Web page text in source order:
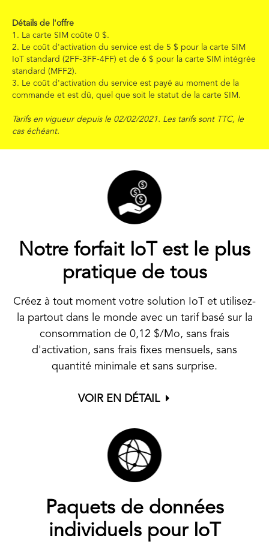
Détails de l'offre
1. La carte SIM coûte 0 $.
2. Le coût d'activation du service est de 5 $ pour la carte SIM
IoT standard (2FF-3FF-4FF) et de 6 $ pour la carte SIM intégrée
standard (MFF2).
3. Le coût d'activation du service est payé au moment de la
commande et est dû, quel que soit le statut de la carte SIM.
Tarifs en vigueur depuis le 02/02/2021. Les tarifs sont TTC, le
cas échéant.
Notre forfait IoT est le plus
pratique de tous
Créez à tout moment votre solution IoT et utilisez-
la partout dans le monde avec un tarif basé sur la
consommation de 0,12 $/Mo, sans frais
d'activation, sans frais fixes mensuels, sans
quantité minimale et sans surprise.
VOIR EN DÉTAIL
Paquets de données
individuels pour IoT